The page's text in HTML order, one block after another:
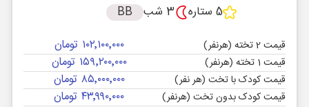
5 ستاره
3 شب BB
قیمت 2 تخته (هرنفر) ۱۰۲٬۱۰۰٬۰۰۰ تومان
قیمت 1 تخته (هرنفر) ۱۵۹٬۲۰۰٬۰۰۰ تومان
قیمت کودک با تخت (هر نفر) ۸۵٬۰۰۰٬۰۰۰ تومان
قیمت کودک بدون تخت (هرنفر) ۴۳٬۹۹۰٬۰۰۰ تومان